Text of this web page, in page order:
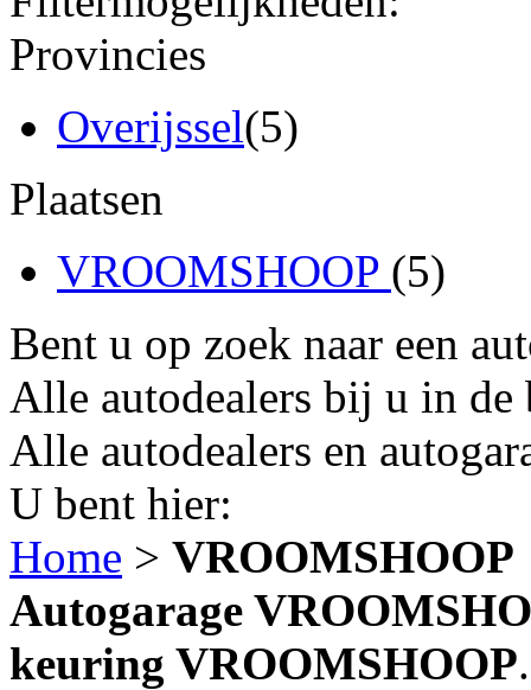
Provincies
Overijssel(5)
Plaatsen
VROOMSHOOP (5)
Bent u op zoek naar een
Alle autodealers bij u in
Alle autodealers en
U bent hier:
Home > VROOMSHOOP
Autogarage
keuring VROOMSHOOP.